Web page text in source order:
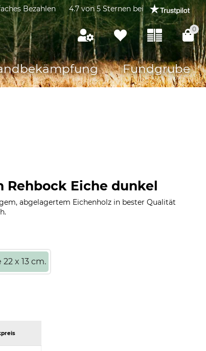
Bezahlen 4.7 von 5 Sternen bei
0
Fundgrube
Rehbock Eiche dunkel
abgelagertem Eichenholz in bester Qualität
22 x 13 cm.